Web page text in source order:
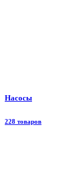
Насосы
228 товаров